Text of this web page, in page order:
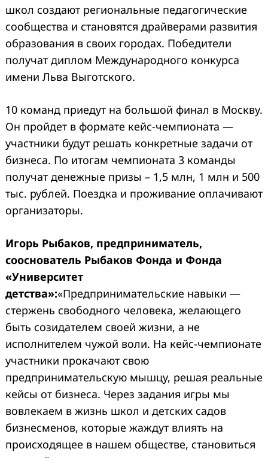
школ создают региональные педагогические
сообщества и становятся драйверами развития
образования в своих городах. Победители
получат диплом Международного конкурса
имени Льва Выготского.
10 команд приедут на большой финал в Москву.
Он пройдет в формате кейс-чемпионата —
участники будут решать конкретные задачи от
бизнеса. По итогам чемпионата 3 команды
получат денежные призы – 1,5 млн, 1 млн и 500
тыс. рублей. Поездка и проживание оплачивают
организаторы.
Игорь Рыбаков, предприниматель,
сооснователь Рыбаков Фонда и Фонда
«Университет
детства»:«Предпринимательские навыки —
стержень свободного человека, желающего
быть созидателем своей жизни, а не
исполнителем чужой воли. На кейс-чемпионате
участники прокачают свою
предпринимательскую мышцу, решая реальные
кейсы от бизнеса. Через задания игры мы
вовлекаем в жизнь школ и детских садов
бизнесменов, которые жаждут влиять на
происходящее в нашем обществе, становиться